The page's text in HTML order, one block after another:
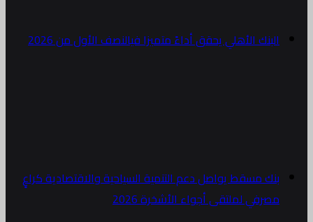
البنك الأهلي يحقق أداءً متميزا فيالنصف الأول من 2026
بنك مسقط يواصل دعم التنمية السياحية والاقتصادية كراعٍ
مصرفي لملتقى أجواء الأشخرة 2026